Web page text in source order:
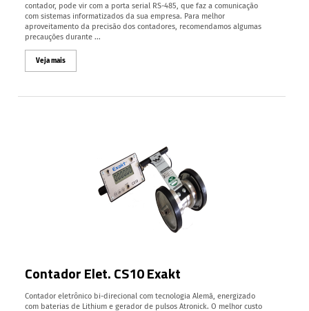
contador, pode vir com a porta serial RS-485, que faz a comunicação
com sistemas informatizados da sua empresa. Para melhor
aproveitamento da precisão dos contadores, recomendamos algumas
precauções durante ...
Veja mais
Contador Elet. CS10 Exakt
Contador eletrônico bi-direcional com tecnologia Alemã, energizado
com baterias de Lithium e gerador de pulsos Atronick. O melhor custo